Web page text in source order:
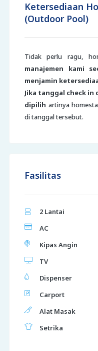
Ketersediaan
(Outdoor Pool)
Tidak perlu ragu,
manajemen kami
menjamin
Jika tanggal check in
dipilih artinya
di tanggal tersebut.
Fasilitas
2 Lantai
AC
Kipas Angin
TV
Dispenser
Carport
Alat Masak
Setrika